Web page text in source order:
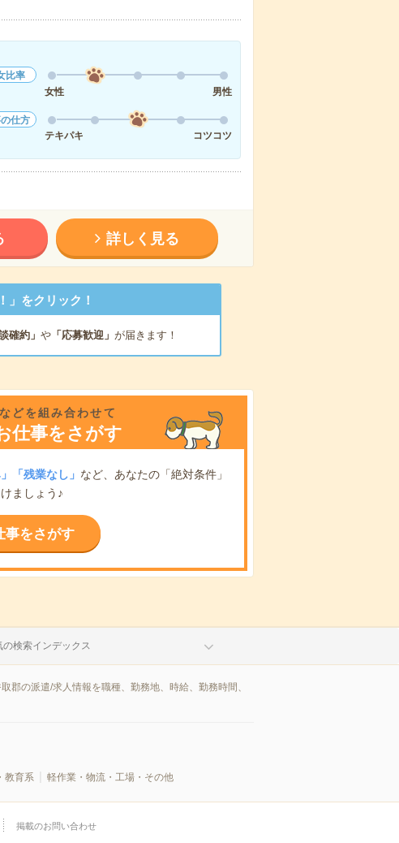
比率
女性
男性
仕方
テキパキ
コツコツ
詳しく見る
をクリック！
確約」 や「応募歓迎」 が届きます！
どを組み合わせて
仕事をさがす
「残業なし」 など、あなたの「絶対条件」
ましょう♪
事をさがす
の検索インデックス
の派遣/求人情報を職種、勤務地、時給、勤務時間、
教育系 軽作業・物流・工場・その他
掲載のお問い合わせ